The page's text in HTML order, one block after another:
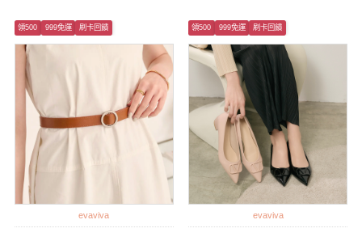
領500 999免運 刷卡回饋
evaviva
領500 999免運 刷卡回饋
evaviva